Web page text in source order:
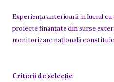
Experiența anterioară în lucrul
proiecte finanțate din surse
monitorizare națională constituie
Criterii de selecție